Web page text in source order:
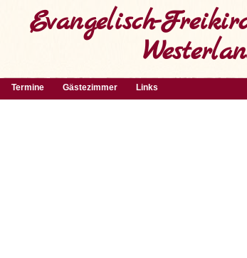
Evangelisch-
Termine Gästezimmer Links